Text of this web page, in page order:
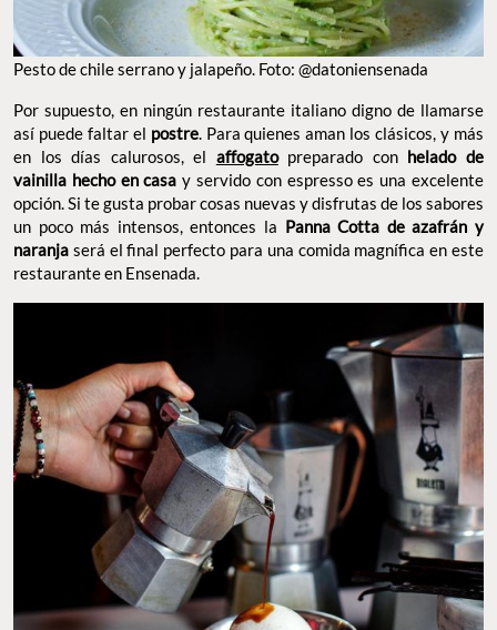
Pesto de chile serrano y jalapeño. Foto: @datoniensenada
Por supuesto, en ningún restaurante italiano digno de llamarse
así puede faltar el postre. Para quienes aman los clásicos, y más
en los días calurosos, el affogatopreparado con helado de
vainilla hecho en casa y servido con espresso es una excelente
opción. Si te gusta probar cosas nuevas y disfrutas de los sabores
un poco más intensos, entonces la Panna Cotta de azafrán y
naranja será el final perfecto para una comida magnífica en este
restaurante en Ensenada.